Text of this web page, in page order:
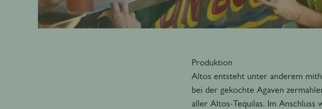
Produktion
Altos entsteht unter anderem
bei der gekochte Agaven
aller Altos-Tequilas. Im Anschluss